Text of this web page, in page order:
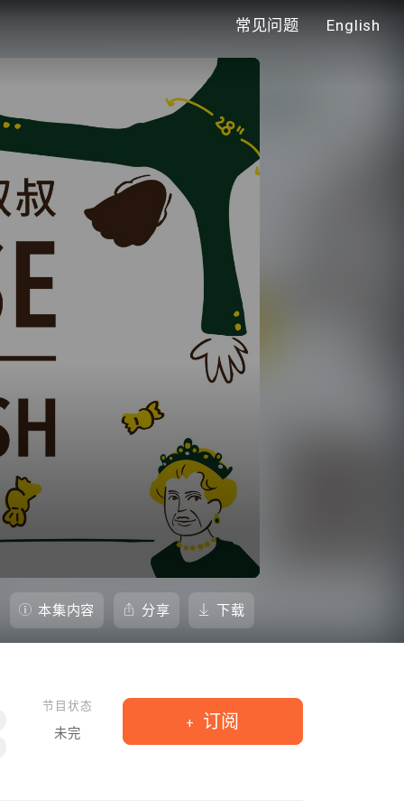
常见问题 English
本集内容 分享 下载
节目状态
未完
订阅